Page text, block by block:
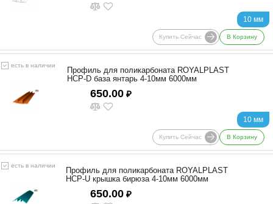
10 мм
Купить Сейчас В Корзину
есть в наличии
10 мм
Профиль для поликарбоната ROYALPLAST
HCP-D база янтарь 4-10мм 6000мм
650.00 ₽
Купить Сейчас В Корзину
есть в наличии
Профиль для поликарбоната ROYALPLAST
HCP-U крышка бирюза 4-10мм 6000мм
650.00 ₽